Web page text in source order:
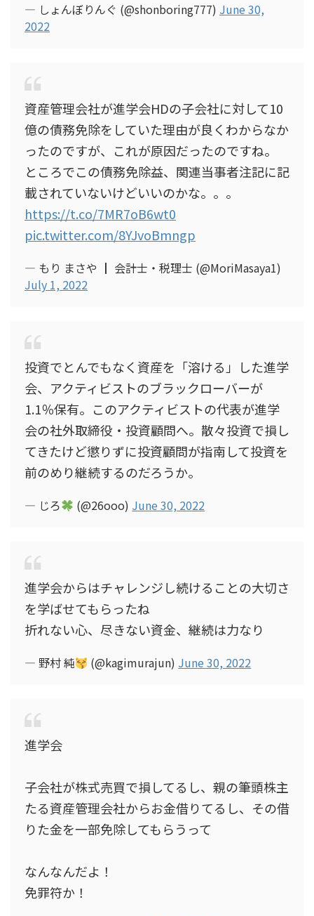
— しょんぼりんぐ (@shonboring777) June 30,
2022
資産管理会社が進学会HDの子会社に対して10
億の債務免除をしていた理由が良くわからなか
ったのですが、これが原因だったのですね。
ところでこの債務免除益、関連当事者注記に記
載されていないけどいいのかな。。。
https://t.co/7MR7oB6wt0
pic.twitter.com/8YJvoBmngp
— もり まさや ┃ 会計士・税理士 (@MoriMasaya1)
July 1, 2022
投資でとんでもなく資産を「溶ける」した進学
会、アクティビストのブラックローバーが
1.1％保有。このアクティビストの代表が進学
会の社外取締役・投資顧問へ。散々投資で損し
てきたけど懲りずに投資顧問が指南して投資を
前のめり継続するのだろうか。
— じろ (@26ooo) June 30, 2022
進学会からはチャレンジし続けることの大切さ
を学ばせてもらったね
折れない心、尽きない資金、継続は力なり
— 野村 純 (@kagimurajun) June 30, 2022
進学会
子会社が株式売買で損してるし、親の筆頭株主
たる資産管理会社からお金借りてるし、その借
りた金を一部免除してもらうって
なんなんだよ！
免罪符か！